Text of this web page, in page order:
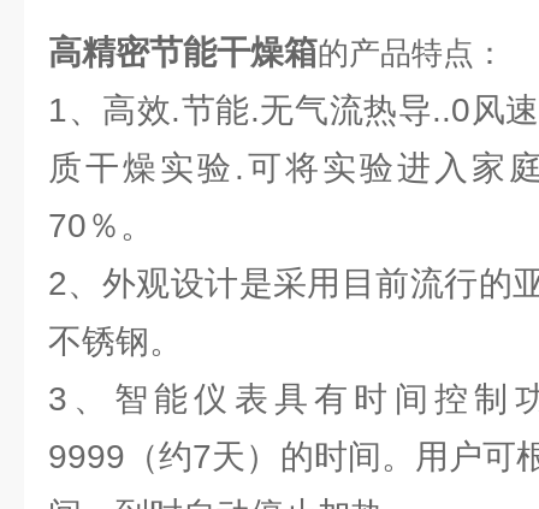
高精密节能干燥箱的产品特点：
1、高效.节能.无气流热导..0风
质干燥实验.可将实验进入家
70％。
2、外观设计是采用目前流行的
不锈钢。
3、智能仪表具有时间控制
9999（约7天）的时间。用户可